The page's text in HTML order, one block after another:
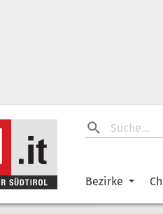
Bezirke